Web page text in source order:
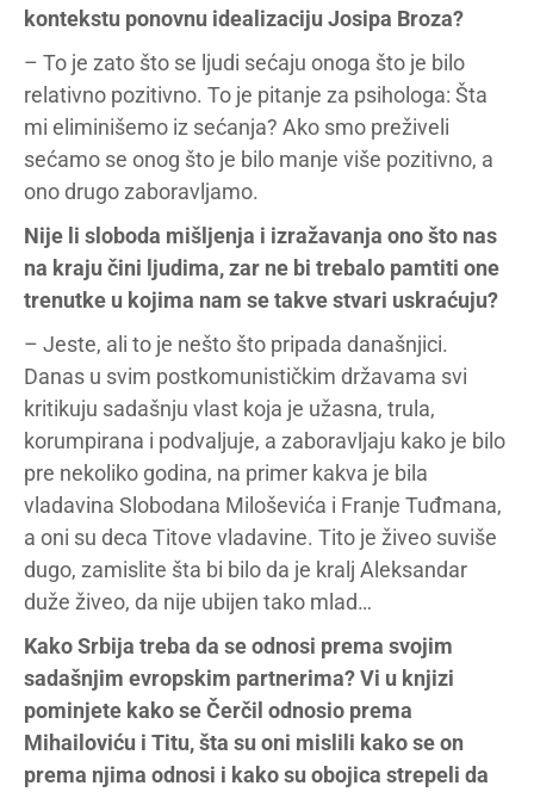
kontekstu ponovnu idealizaciju Josipa Broza?
– To je zato što se ljudi sećaju onoga što je bilo
relativno pozitivno. To je pitanje za psihologa: Šta
mi eliminišemo iz sećanja? Ako smo preživeli
sećamo se onog što je bilo manje više pozitivno, a
ono drugo zaboravljamo.
Nije li sloboda mišljenja i izražavanja ono što nas
na kraju čini ljudima, zar ne bi trebalo pamtiti one
trenutke u kojima nam se takve stvari uskraćuju?
– Jeste, ali to je nešto što pripada današnjici.
Danas u svim postkomunističkim državama svi
kritikuju sadašnju vlast koja je užasna, trula,
korumpirana i podvaljuje, a zaboravljaju kako je bilo
pre nekoliko godina, na primer kakva je bila
vladavina Slobodana Miloševića i Franje Tuđmana,
a oni su deca Titove vladavine. Tito je živeo suviše
dugo, zamislite šta bi bilo da je kralj Aleksandar
duže živeo, da nije ubijen tako mlad…
Kako Srbija treba da se odnosi prema svojim
sadašnjim evropskim partnerima? Vi u knjizi
pominjete kako se Čerčil odnosio prema
Mihailoviću i Titu, šta su oni mislili kako se on
prema njima odnosi i kako su obojica strepeli da